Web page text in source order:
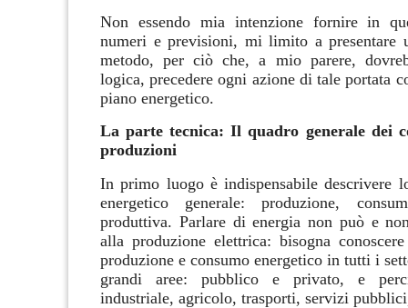
Non essendo mia intenzione fornire in
numeri e previsioni, mi limito a presentare
metodo, per ciò che, a mio parere,
logica, precedere ogni azione di tale portata
piano energetico.
La parte tecnica: Il quadro generale dei
produzioni
In primo luogo è indispensabile descrivere
energetico generale: produzione,
produttiva. Parlare di energia non può e
alla produzione elettrica: bisogna
produzione e consumo energetico in tutti i
grandi aree: pubblico e privato, e
industriale, agricolo, trasporti, servizi